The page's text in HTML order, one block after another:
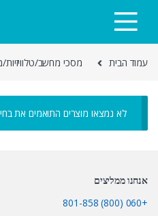
עמוד הבית מסכי מחשב/
לא נמצאו מוצרים התואמים את
אנחנו ממליצים
+060 (800) 801-858